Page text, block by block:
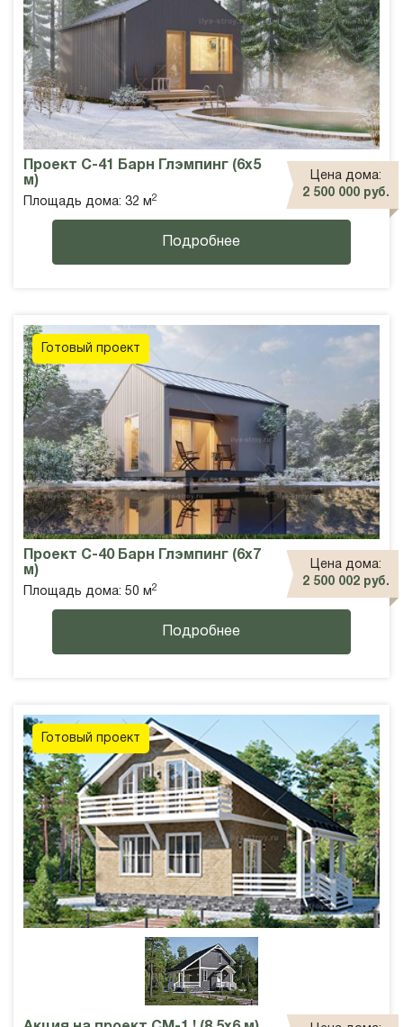
Проект С-41 Барн Глэмпинг (6х5
м)
Площадь дома: 32 м 2
Цена дома:
2 500 000 руб.
Подробнее
Готовый проект
Проект С-40 Барн Глэмпинг (6х7
м)
Площадь дома: 50 м2
Цена дома:
2 500 002 руб.
Подробнее
Готовый проект